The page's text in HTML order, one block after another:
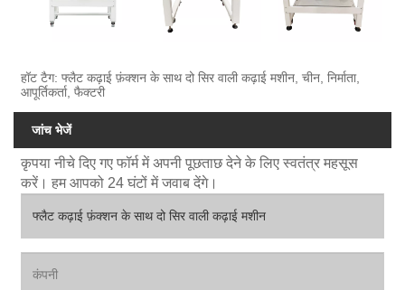
हॉट टैग: फ्लैट कढ़ाई फ़ंक्शन के साथ दो सिर वाली कढ़ाई मशीन, चीन, निर्माता,
आपूर्तिकर्ता, फैक्टरी
जांच भेजें
कृपया नीचे दिए गए फॉर्म में अपनी पूछताछ देने के लिए स्वतंत्र महसूस
करें। हम आपको 24 घंटों में जवाब देंगे।